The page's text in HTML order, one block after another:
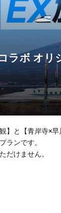
コラボ オ
】と【青岸寺×
ランです。
だけません。